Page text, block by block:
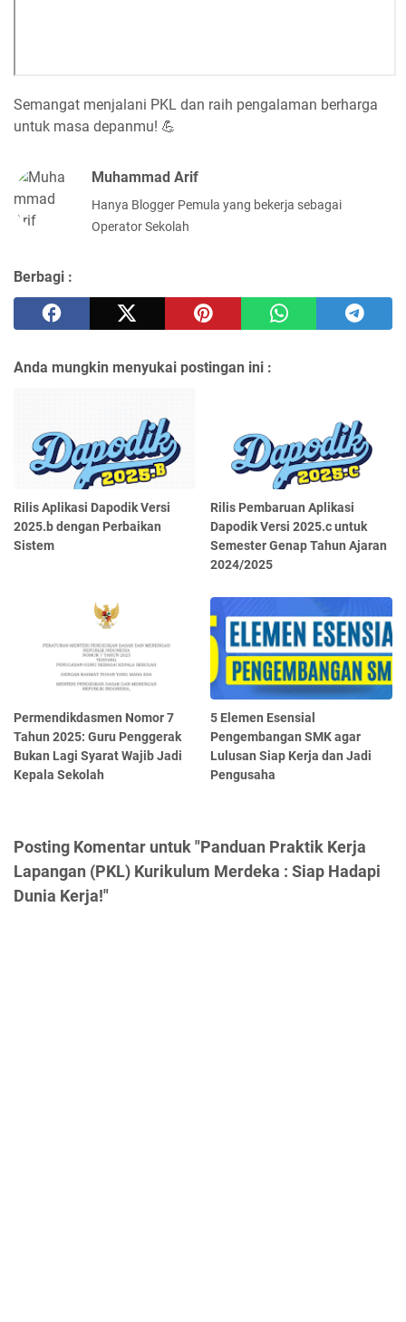
Semangat menjalani PKL dan raih pengalaman berharga
untuk masa depanmu! 💪
Muhammad Arif
Hanya Blogger Pemula yang bekerja sebagai
Operator Sekolah
Berbagi :
Anda mungkin menyukai postingan ini :
Rilis Aplikasi Dapodik Versi
2025.b dengan Perbaikan
Sistem
Rilis Pembaruan Aplikasi
Dapodik Versi 2025.c untuk
Semester Genap Tahun Ajaran
2024/2025
Permendikdasmen Nomor 7
Tahun 2025: Guru Penggerak
Bukan Lagi Syarat Wajib Jadi
Kepala Sekolah
5 Elemen Esensial
Pengembangan SMK agar
Lulusan Siap Kerja dan Jadi
Pengusaha
Posting Komentar untuk "Panduan Praktik Kerja
Lapangan (PKL) Kurikulum Merdeka : Siap Hadapi
Dunia Kerja!"